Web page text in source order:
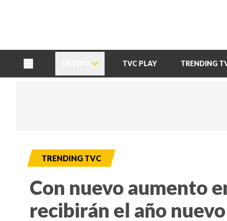
TVC PLAY TRENDING
TRENDING TVC
Con nuevo aumento
recibirán el año